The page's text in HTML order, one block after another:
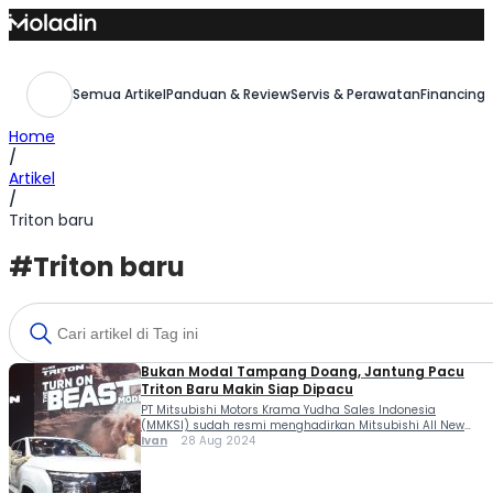
Skip
to
Semua ArtikelPanduan & ReviewServis & Perawatan
Home
/
Artikel
/
Triton baru
#Triton baru
Bukan Modal Tampang Doang, Jantung Pacu
Triton Baru Makin Siap Dipacu
PT Mitsubishi Motors Krama Yudha Sales Indonesia
(MMKSI) sudah resmi menghadirkan Mitsubishi All New
Triton di pasar otomotif Tanah Air. Tidak sekadar modal
Ivan 28 Aug 2024